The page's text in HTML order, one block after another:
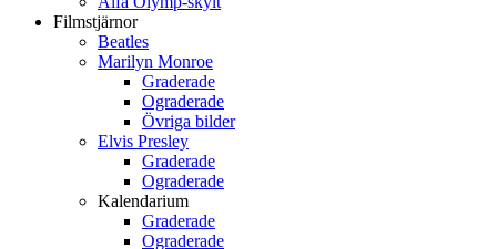
Filmstjärnor
Beatles
Marilyn Monroe
Graderade
Ograderade
Övriga bilder
Elvis Presley
Graderade
Ograderade
Kalendarium
Graderade
Ograderade